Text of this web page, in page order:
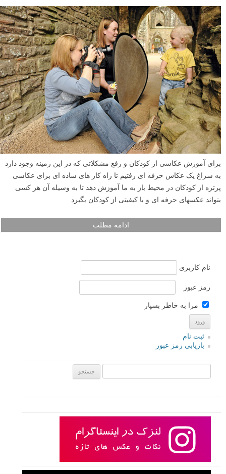
گرفتن پولش می رود هم می شوید، و گاهی کارهایی انجام می دهید تا بتوانید
قبض های خود را پرداخت کنید چندان در حالی که خلاقیتی در آنها وجود ندارد.
خوب ارزشش را دارد؟ البته؛ فقط باید آماده یادگیری چند حقیقت غیر قابل
انتظار برای حرفه ای شدن شوید، حقیقت هایی که در ادامه به آنها اشاره
کرده ایم.
ادامه مطلب
عکاس حرفه ای به کمک ما می آید تا از کودکان بدون
سختی عکس بگیریم – قسمت اول
نوشته شده در ۱۰ آذر ۱۳۹۲
برای آموزش عکاسی از کودکان و رفع مشکلاتی که در این زمینه وجود دارد
به سراغ یک عکاس حرفه ای رفتیم تا راه کار های ساده ای برای عکاسی
پرتره از کودکان در محیط باز به ما آموزش دهد تا به وسیله آن هر کسی
بتواند عکسهای حرفه ای و با کیفیتی از کودکان بگیرد
ادامه مطلب
رمز عبور
مرا به خاطر بسپار